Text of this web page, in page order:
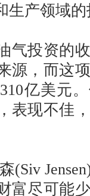
生产领域
投资的
源，而这
亿美元
表现不佳
富尽可能